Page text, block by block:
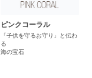
ピンクコーラル
「子供を守るお守り」と伝わ
る
海の宝石